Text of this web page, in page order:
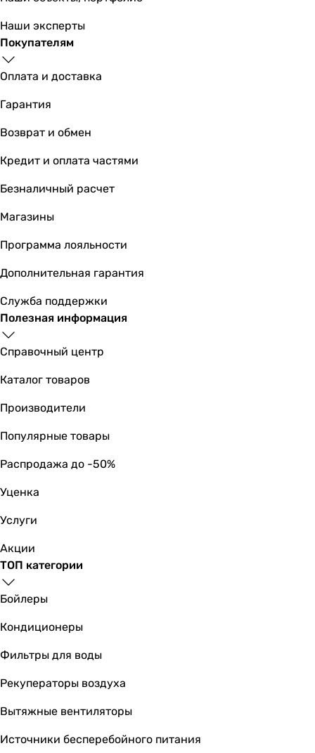
-
Физические характеристики
Высота
1103 мм
853 мм
Ширина
500 мм
590 мм
590 мм
Глубина
500 мм
590 мм
590 мм
Вес
60 кг
68 кг
68 кг
55 кг
белый
белый
белый
Габариты в упаковке
Ширина в упаковке
655 мм
600 мм
720 мм
Высота в упаковке
-
1015 мм
850 мм
Глубина в упаковке
-
740 мм
760 мм
Вес в упаковке
Наши эксперты
Покупателям
Оплата и доставка
Гарантия
Возврат и обмен
Кредит и оплата частями
Безналичный расчет
Магазины
Программа лояльности
Дополнительная гарантия
Служба поддержки
Полезная информация
Справочный центр
Каталог товаров
Производители
Популярные товары
Распродажа до -50%
Уценка
Услуги
Акции
ТОП категории
Бойлеры
Кондиционеры
Фильтры для воды
Рекуператоры воздуха
Вытяжные вентиляторы
Источники бесперебойного питания